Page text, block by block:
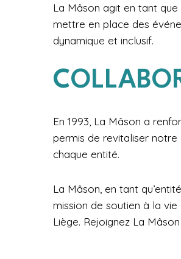
La Mâson agit en tant
mettre en place des
dynamique et inclusif.
En 1993, La Mâson a
permis de revitaliser
chaque entité.
La Mâson, en tant
mission de soutien à la
Liège. Rejoignez La